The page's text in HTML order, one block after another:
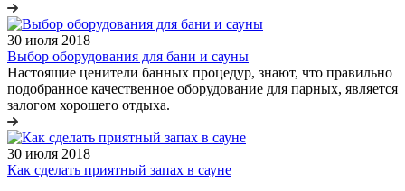
30 июля 2018
Выбор оборудования для бани и сауны
Настоящие ценители банных процедур, знают, что правильно
подобранное качественное оборудование для парных, является
залогом хорошего отдыха.
30 июля 2018
Как сделать приятный запах в сауне